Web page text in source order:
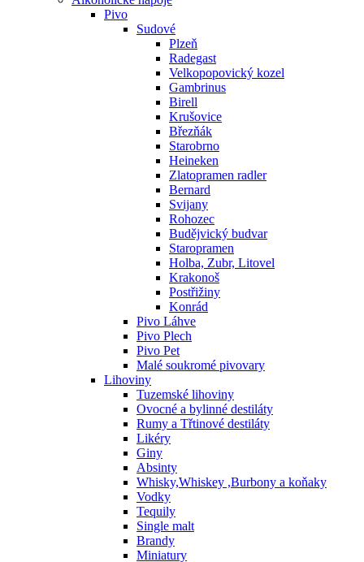
Pivo
Sudové
Plzeň
Radegast
Velkopopovický kozel
Gambrinus
Birell
Krušovice
Březňák
Starobrno
Heineken
Zlatopramen radler
Bernard
Svijany
Rohozec
Budějvický budvar
Staropramen
Holba, Zubr, Litovel
Krakonoš
Postřižiny
Konrád
Pivo Láhve
Pivo Plech
Pivo Pet
Malé soukromé pivovary
Lihoviny
Tuzemské lihoviny
Ovocné a bylinné destiláty
Rumy a Třtinové destiláty
Likéry
Giny
Absinty
Whisky,Whiskey ,Burbony a koňaky
Vodky
Tequily
Single malt
Brandy
Miniatury